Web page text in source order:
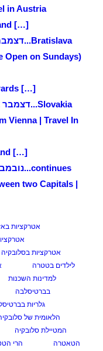
in Austria
Bratislava...
Open on Sundays)
Slovakia...
Vienna | Travel In
continues...
two Capitals |
אטרקציות
אטרקציות בסלובקיה
לילדים בטטרה
למדינות השכנות
בברטיסלבה
גלריות
הלאומית של
המטיילת סלובקיה
הטאטרה
הרי